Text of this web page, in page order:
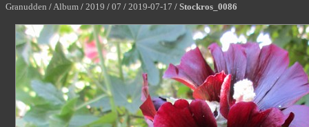
Granudden /Album / 2019 / 07 / 2019-07-17 / Stockros_0086